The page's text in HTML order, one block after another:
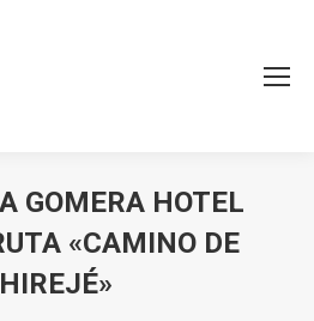
GOMERA HOTEL
«CAMINO DE